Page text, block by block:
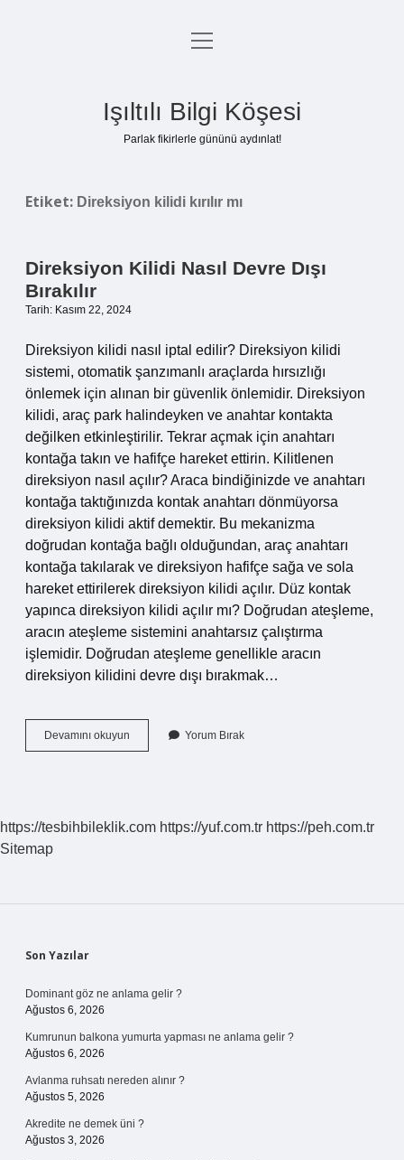
Anasayfa
Yasal Uyarı
menüyü
Işıltılı Bilgi Köşesi
Parlak fikirlerle gününü aydınlat!
Etiket: Direksiyon kilidi kırılır mı
Direksiyon Kilidi Nasıl Devre Dışı
Bırakılır
Tarih: Kasım 22, 2024
Direksiyon kilidi nasıl iptal edilir? Direksiyon kilidi
sistemi, otomatik şanzımanlı araçlarda hırsızlığı
önlemek için alınan bir güvenlik önlemidir. Direksiyon
kilidi, araç park halindeyken ve anahtar kontakta
değilken etkinleştirilir. Tekrar açmak için anahtarı
kontağa takın ve hafifçe hareket ettirin. Kilitlenen
direksiyon nasıl açılır? Araca bindiğinizde ve anahtarı
kontağa taktığınızda kontak anahtarı dönmüyorsa
direksiyon kilidi aktif demektir. Bu mekanizma
doğrudan kontağa bağlı olduğundan, araç anahtarı
kontağa takılarak ve direksiyon hafifçe sağa ve sola
hareket ettirilerek direksiyon kilidi açılır. Düz kontak
yapınca direksiyon kilidi açılır mı? Doğrudan ateşleme,
aracın ateşleme sistemini anahtarsız çalıştırma
işlemidir. Doğrudan ateşleme genellikle aracın
direksiyon kilidini devre dışı bırakmak…
Devamını okuyun Direksiyon
Kilidi
Yorum Bırak
https://tesbihbileklik.com https://yuf.com.tr https://peh.com.tr
Sitemap
Sidebar
Son Yazılar
Dominant göz ne anlama gelir ?
Ağustos 6, 2026
Kumrunun balkona yumurta yapması ne anlama gelir ?
Ağustos 6, 2026
Avlanma ruhsatı nereden alınır ?
Ağustos 5, 2026
Akredite ne demek üni ?
Ağustos 3, 2026